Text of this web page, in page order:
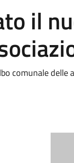
il
comunale delle